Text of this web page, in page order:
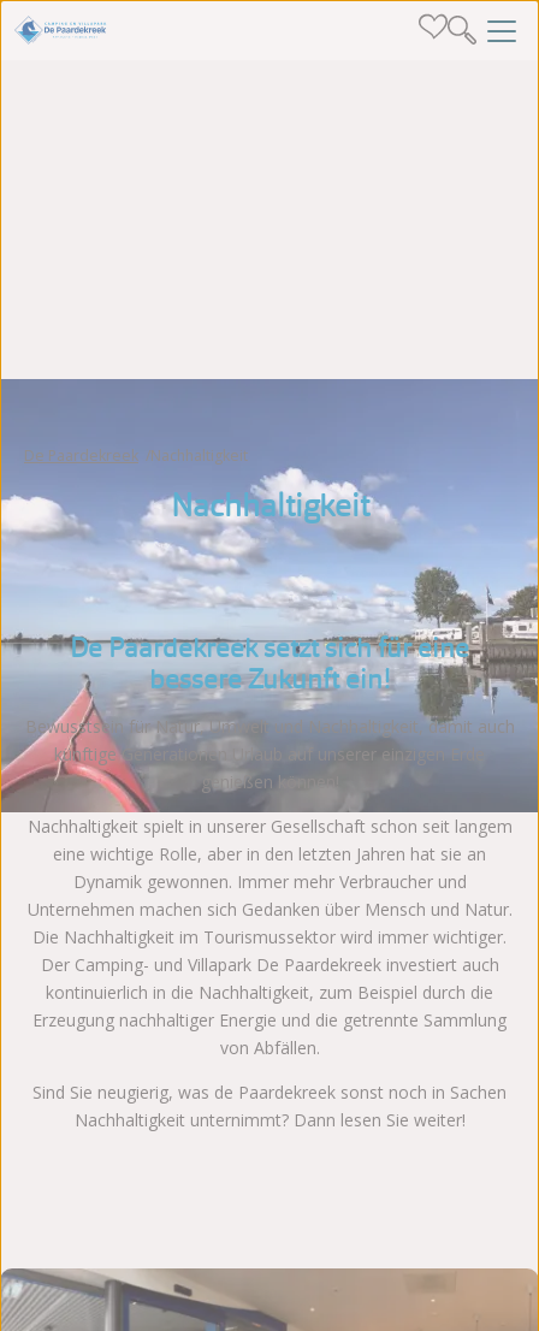
De Paardekreek Nachhaltigkeit
Nachhaltigkeit
De Paardekreek setzt sich für eine
bessere Zukunft ein!
Bewusstsein für Natur, Umwelt und Nachhaltigkeit, damit auch
künftige Generationen Urlaub auf unserer einzigen Erde
genießen können!
Nachhaltigkeit spielt in unserer Gesellschaft schon seit langem
eine wichtige Rolle, aber in den letzten Jahren hat sie an
Dynamik gewonnen. Immer mehr Verbraucher und
Unternehmen machen sich Gedanken über Mensch und Natur.
Die Nachhaltigkeit im Tourismussektor wird immer wichtiger.
Der Camping- und Villapark De Paardekreek investiert auch
kontinuierlich in die Nachhaltigkeit, zum Beispiel durch die
Erzeugung nachhaltiger Energie und die getrennte Sammlung
von Abfällen.
Sind Sie neugierig, was de Paardekreek sonst noch in Sachen
Nachhaltigkeit unternimmt? Dann lesen Sie weiter!